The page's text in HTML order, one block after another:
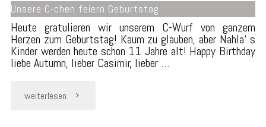
Unsere C-chen feiern Geburtstag
Heute gratulieren wir unserem C-Wurf von ganzem
Herzen zum Geburtstag! Kaum zu glauben, aber Nahla‘ s
Kinder werden heute schon 11 Jahre alt! Happy Birthday
liebe Autumn, lieber Casimir, lieber …
weiterlesen "Unsere